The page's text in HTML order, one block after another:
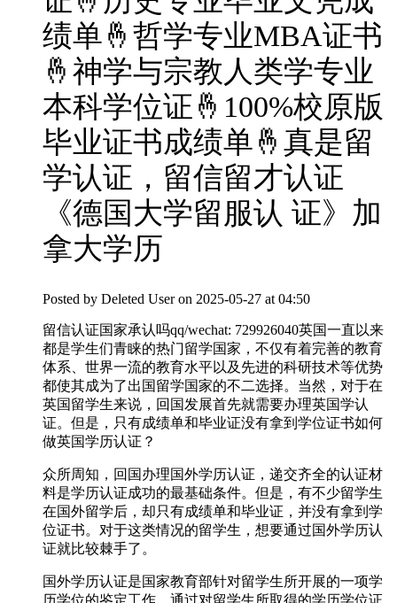
绩单🤞哲学专业MBA证书
🤞神学与宗教人类学专业
本科学位证🤞100%校原版
毕业证书成绩单🤞真是留
学认证，留信留才认证
《德国大学留服认 证》加
拿大学历
Posted by Deleted User on 2025-05-27 at 04:50
留信认证国家承认吗qq/wechat: 729926040英国一直以来
都是学生们青睐的热门留学国家，不仅有着完善的教育
体系、世界一流的教育水平以及先进的科研技术等优势
都使其成为了出国留学国家的不二选择。当然，对于在
英国留学生来说，回国发展首先就需要办理英国学认
证。但是，只有成绩单和毕业证没有拿到学位证书如何
做英国学历认证？
众所周知，回国办理国外学历认证，递交齐全的认证材
料是学历认证成功的最基础条件。但是，有不少留学生
在国外留学后，却只有成绩单和毕业证，并没有拿到学
位证书。对于这类情况的留学生，想要通过国外学历认
证就比较棘手了。
国外学历认证是国家教育部针对留学生所开展的一项学